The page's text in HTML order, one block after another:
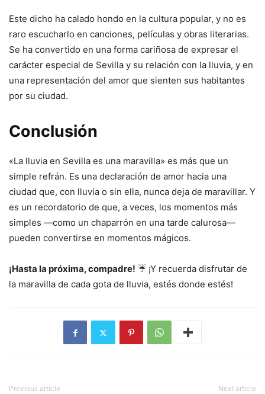
Este dicho ha calado hondo en la cultura popular, y no es
raro escucharlo en canciones, películas y obras literarias.
Se ha convertido en una forma cariñosa de expresar el
carácter especial de Sevilla y su relación con la lluvia, y en
una representación del amor que sienten sus habitantes
por su ciudad.
Conclusión
«La lluvia en Sevilla es una maravilla» es más que un
simple refrán. Es una declaración de amor hacia una
ciudad que, con lluvia o sin ella, nunca deja de maravillar. Y
es un recordatorio de que, a veces, los momentos más
simples —como un chaparrón en una tarde calurosa—
pueden convertirse en momentos mágicos.
¡Hasta la próxima, compadre! ☔ ¡Y recuerda disfrutar de
la maravilla de cada gota de lluvia, estés donde estés!
Previous article Next article